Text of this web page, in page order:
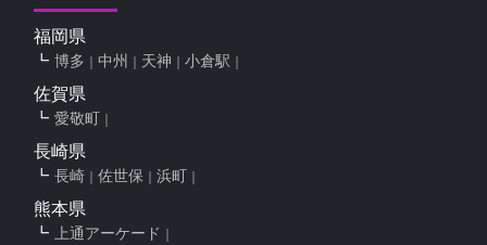
福岡県
博多 中州 天神 小倉駅
佐賀県
愛敬町
長崎県
長崎 佐世保 浜町
熊本県
上通アーケード